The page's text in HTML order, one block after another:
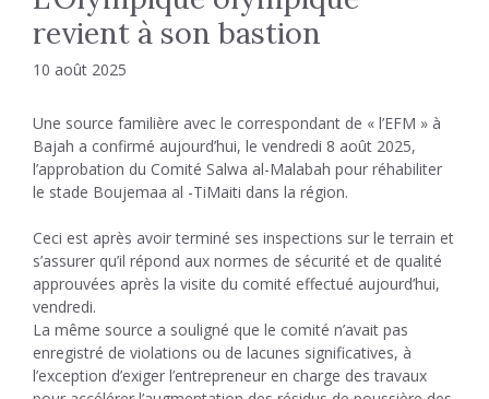
revient à son bastion
10 août 2025
Une source familière avec le correspondant de « l’EFM » à
Bajah a confirmé aujourd’hui, le vendredi 8 août 2025,
l’approbation du Comité Salwa al-Malabah pour réhabiliter
le stade Boujemaa al -TiMaiti dans la région.
Ceci est après avoir terminé ses inspections sur le terrain et
s’assurer qu’il répond aux normes de sécurité et de qualité
approuvées après la visite du comité effectué aujourd’hui,
vendredi.
La même source a souligné que le comité n’avait pas
enregistré de violations ou de lacunes significatives, à
l’exception d’exiger l’entrepreneur en charge des travaux